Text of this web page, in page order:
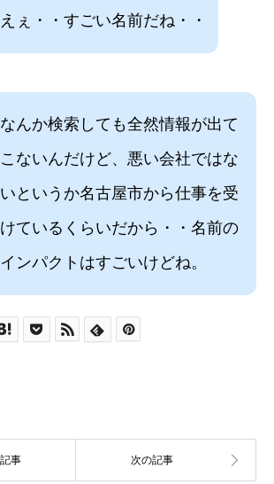
えぇ・・すごい名前だね・・
なんか検索しても全然情報が出て
こないんだけど、悪い会社ではな
いというか名古屋市から仕事を受
けているくらいだから・・名前の
インパクトはすごいけどね。